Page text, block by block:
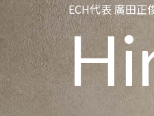
ECH代表 廣田正